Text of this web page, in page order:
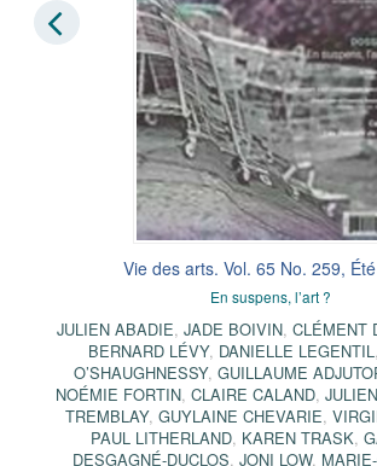
Vie des arts. Vol. 65 No. 259,
En suspens, l’art ?
JULIEN ABADIE, JADE BOIVIN, CLÉMENT
BERNARD LÉVY, DANIELLE LEGENTIL ,
O’SHAUGHNESSY, GUILLAUME
NOÉMIE FORTIN, CLAIRE CALAND,
TREMBLAY, GUYLAINE CHEVARIE,
PAUL LITHERLAND, KAREN TRASK,
DESGAGNÉ-DUCLOS, JONI LOW,